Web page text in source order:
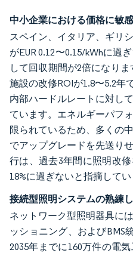
中小企業における価格に敏
スペイン、イタリア、ギリ
がEUR 0.12〜0.15/kWhに過
して回収期間が2倍になり
施設の改修ROIが1.8〜5.2年
内部ハードルレートに対し
ています。エネルギーパフ
限られているため、多くの
でアップグレードを先送り
行は、過去3年間に照明改
18%に過ぎないと指摘してい
接続型照明システムの熟練
ネットワーク型照明器具に
ッショニング、およびBMS
2035年までに160万件の電